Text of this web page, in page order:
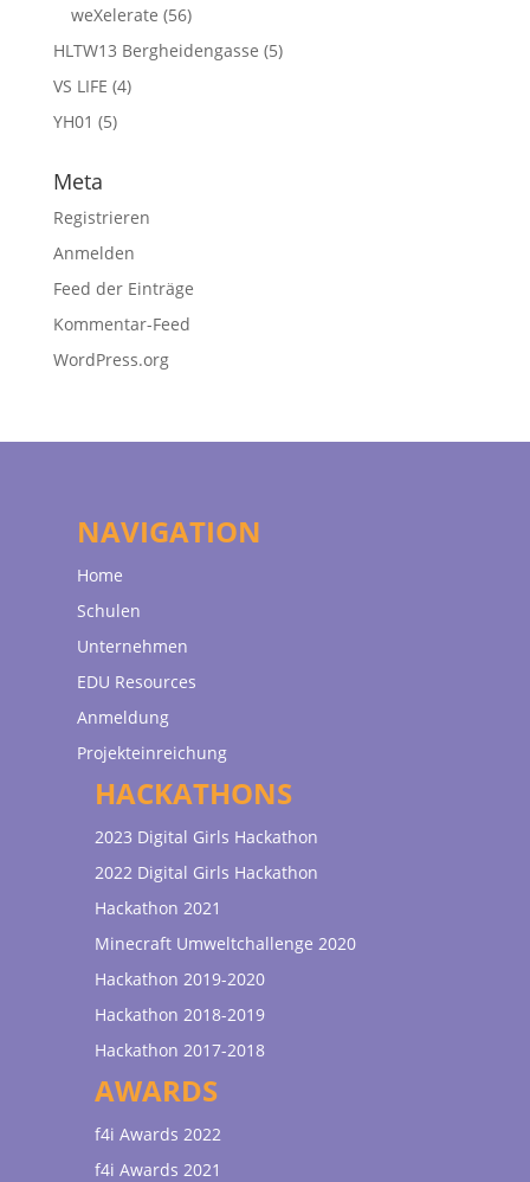
weXelerate (56)
HLTW13 Bergheidengasse (5)
VS LIFE (4)
YH01 (5)
Meta
Registrieren
Anmelden
Feed der Einträge
Kommentar-Feed
WordPress.org
NAVIGATION
Home
Schulen
Unternehmen
EDU Resources
Anmeldung
Projekteinreichung
HACKATHONS
2023 Digital Girls Hackathon
2022 Digital Girls Hackathon
Hackathon 2021
Minecraft Umweltchallenge 2020
Hackathon 2019-2020
Hackathon 2018-2019
Hackathon 2017-2018
AWARDS
f4i Awards 2022
f4i Awards 2021